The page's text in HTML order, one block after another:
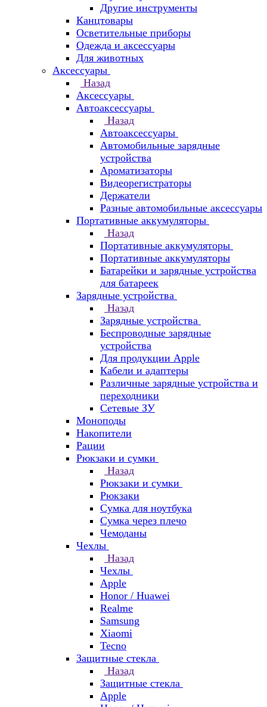
Другие инструменты
Канцтовары
Осветительные приборы
Одежда и аксессуары
Для животных
Аксессуары
Назад
Аксессуары
Автоаксессуары
Назад
Автоаксессуары
Автомобильные зарядные
устройства
Ароматизаторы
Видеорегистраторы
Держатели
Разные автомобильные аксессуары
Портативные аккумуляторы
Назад
Портативные аккумуляторы
Портативные аккумуляторы
Батарейки и зарядные устройства
для батареек
Зарядные устройства
Назад
Зарядные устройства
Беспроводные зарядные
устройства
Для продукции Apple
Кабели и адаптеры
Различные зарядные устройства и
переходники
Сетевые ЗУ
Моноподы
Накопители
Рации
Рюкзаки и сумки
Назад
Рюкзаки и сумки
Рюкзаки
Сумка для ноутбука
Сумка через плечо
Чемоданы
Чехлы
Назад
Чехлы
Apple
Honor / Huawei
Realme
Samsung
Xiaomi
Tecno
Защитные стекла
Назад
Защитные стекла
Apple